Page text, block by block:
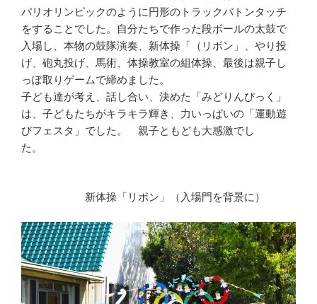
パリオリンピックのように円形のトラックバトンタッチ
をすることでした。自分たちで作った段ボールの太鼓で
入場し、本物の鼓隊演奏、新体操「（リボン」、やり投
げ、砲丸投げ、馬術、体操教室の組体操、最後は親子し
っぽ取りゲームで締めました。
子ども達が考え、話し合い、決めた「みどりんぴっく」
は、子どもたちがキラキラ輝き、力いっぱいの「運動遊
びフェスタ」でした。 親子ともども大感激でし
た。
新体操「リボン」（入場門を背景に）